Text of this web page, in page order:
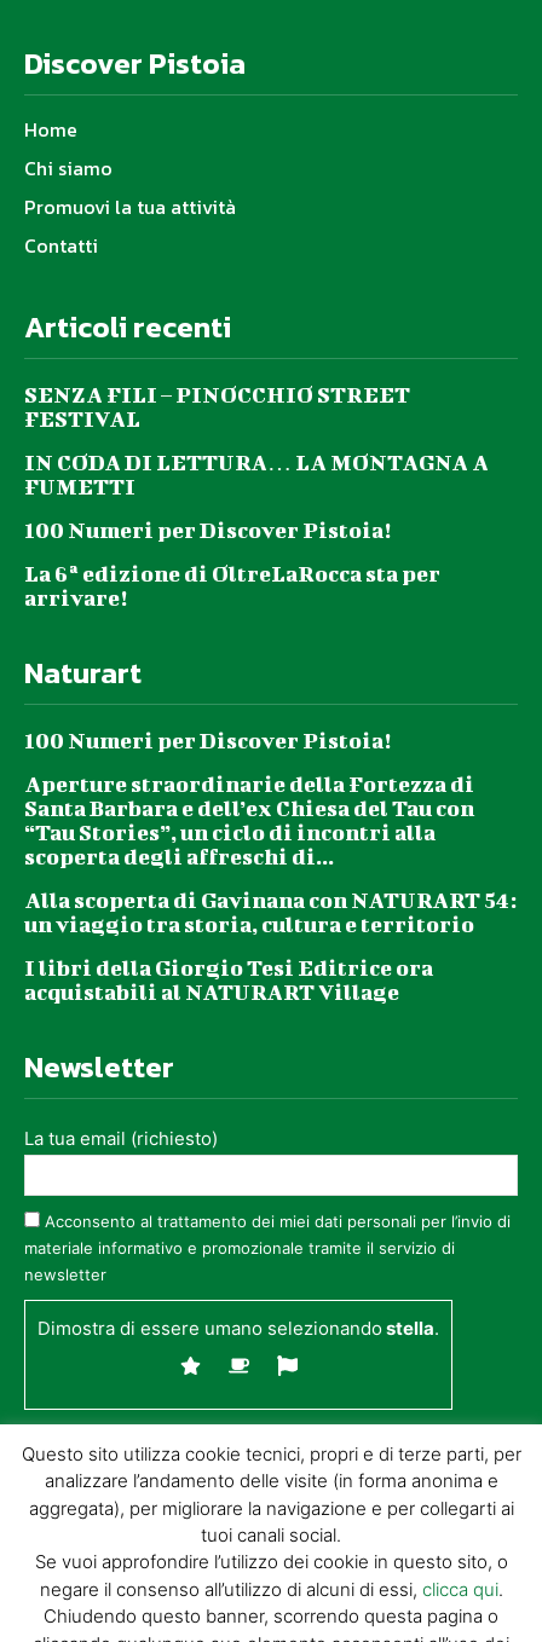
Discover Pistoia
Home
Chi siamo
Promuovi la tua attività
Contatti
Articoli recenti
SENZA FILI – PINOCCHIO STREET
FESTIVAL
IN CODA DI LETTURA… LA MONTAGNA A
FUMETTI
100 Numeri per Discover Pistoia!
La 6ª edizione di OltreLaRocca sta per
arrivare!
Naturart
100 Numeri per Discover Pistoia!
Aperture straordinarie della Fortezza di
Santa Barbara e dell’ex Chiesa del Tau con
“Tau Stories”, un ciclo di incontri alla
scoperta degli affreschi di...
Alla scoperta di Gavinana con NATURART 54:
un viaggio tra storia, cultura e territorio
I libri della Giorgio Tesi Editrice ora
acquistabili al NATURART Village
Newsletter
La tua email (richiesto)
Acconsento al trattamento dei miei dati personali per l’invio di
materiale informativo e promozionale tramite il servizio di
newsletter
Dimostra di essere umano selezionandostella.
© GIORGIO TESI EDITRICE S.R.L. | P.IVA
01732650476 | VIA DI BADIA 14 – 51100 LOC.
Questo sito utilizza cookie tecnici, propri e di terze parti, per
analizzare l’andamento delle visite (in forma anonima e
aggregata), per migliorare la navigazione e per collegarti ai
tuoi canali social.
Se vuoi approfondire l’utilizzo dei cookie in questo sito, o
negare il consenso all’utilizzo di alcuni di essi, clicca qui.
Chiudendo questo banner, scorrendo questa pagina o